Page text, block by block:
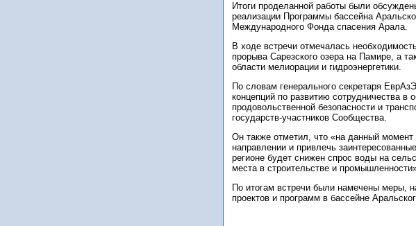
Итоги проделанной работы были
реализации Программы бассейна
Международного Фонда спасения Арала.
В ходе встречи отмечалась
прорыва Сарезского озера на Памире, а
области мелиорации и гидроэнергетики.
По словам генерального секретаря
концепций по развитию сотрудничества в
продовольственной безопасности и
государств-участников Сообщества.
Он также отметил, что «на данный
направлении и привлечь
регионе будет снижен спрос воды на
места в строительстве и
По итогам встречи были намечены меры,
проектов и программ в бассейне